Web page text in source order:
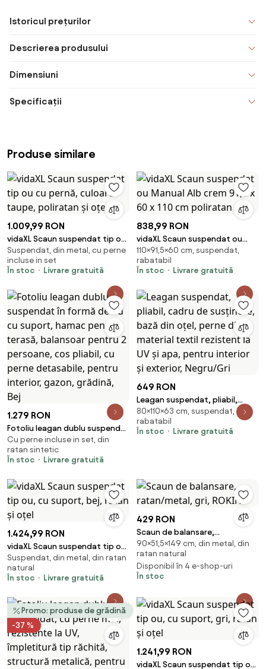
Istoricul prețurilor
Descrierea produsului
Dimensiuni
Specificații
Produse similare
1.009,99 RON
vidaXL Scaun suspendat tip ou
cu pernă, culoare taupe,
poliratan și oțel
Suspendat, din metal, cu perne
incluse in set
În stoc
Livrare gratuită
838,99 RON
vidaXL Scaun suspendat ou
Manual Alb crem 91,5 x 60 x 110
cm poliratan
110×91,5×60 cm, suspendat,
rabatabil
În stoc
Livrare gratuită
1.279 RON
Fotoliu leagan dublu suspendat
în formă de ou cu suport,
hamac pentru terasă,
balansoar pentru 2 persoane,
pentru interior, gazon, grădină,
Bej
Cu perne incluse in set, din
ratan sintetic
În stoc
Livrare gratuită
649 RON
Leagan suspendat, pliabil,
cadru de susținere, bază din
oțel, perne din material textil
rezistent la UV și apa, pentru
80×110×63 cm, suspendat,
rabatabil
În stoc
Livrare gratuită
1.424,99 RON
vidaXL Scaun suspendat tip ou,
cu suport, bej, ratan și oțel
Suspendat, din metal, din ratan
natural
În stoc
Livrare gratuită
429 RON
Scaun de balansare,
ratan/metal, gri, ROKIN
90×51,5×149 cm, din metal, din
ratan natural
Disponibil în 4 e-shop-uri
În stoc
Promo: produse de grădină
-37 %
1.241,99 RON
vidaXL Scaun suspendat tip ou,